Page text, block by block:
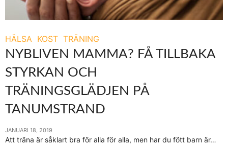
HÄLSA KOST TRÄNING
NYBLIVEN MAMMA? FÅ TILLBAKA
STYRKAN OCH
TRÄNINGSGLÄDJEN PÅ
TANUMSTRAND
JANUARI 18, 2019
Att träna är såklart bra för alla för alla, men har du fött barn är…